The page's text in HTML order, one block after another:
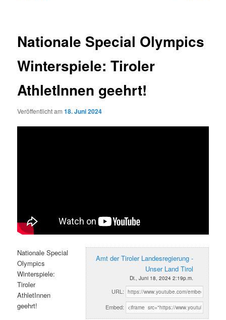
Nationale Special Olympics
Winterspiele: Tiroler
AthletInnen geehrt!
Veröffentlicht am18. Juni 2024
Amt der Tiroler Landesregierung -
Unser Land Tirol
Di., Juni 18, 2024 2:19p.m.
URL:
Embed:
Nationale Special
Olympics
Winterspiele:
Tiroler
AthletInnen
geehrt!